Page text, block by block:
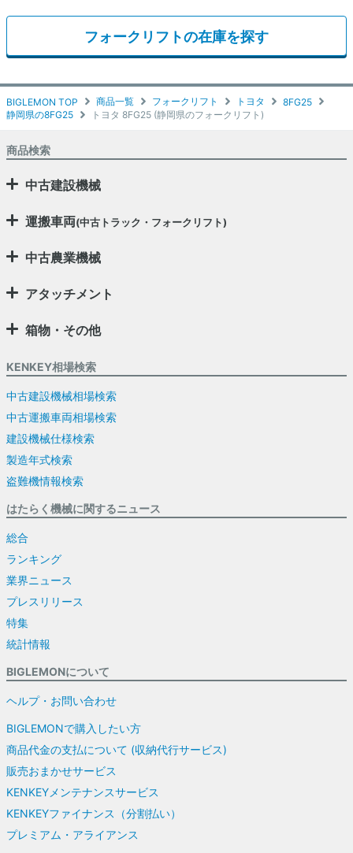
BIGLEMON TOP 商品一覧 フォークリフト トヨタ
8FG25
静岡県の8FG25
トヨタ 8FG25 (静岡県のフォークリフト)
フォークリフトの在庫を探す
商品検索
中古建設機械
運搬車両(中古トラック・フォークリフト)
中古農業機械
アタッチメント
箱物・その他
KENKEY相場検索
中古建設機械相場検索
中古運搬車両相場検索
建設機械仕様検索
製造年式検索
盗難機情報検索
はたらく機械に関するニュース
総合
ランキング
業界ニュース
プレスリリース
特集
統計情報
BIGLEMONについて
ヘルプ・お問い合わせ
BIGLEMONで購入したい方
商品代金の支払について (収納代行サービス)
販売おまかせサービス
KENKEYメンテナンスサービス
KENKEYファイナンス（分割払い）
プレミアム・アライアンス